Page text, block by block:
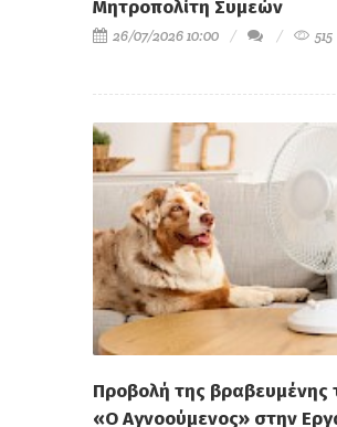
Μητροπολίτη Συμεών
26/07/2026 10:00 515
Προβολή της βραβευμένης
«Ο Αγνοούμενος» στην